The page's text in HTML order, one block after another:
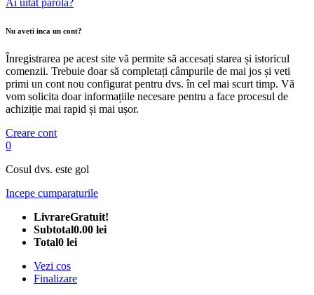
Ai uitat parola?
Nu aveti inca un cont?
Înregistrarea pe acest site vă permite să accesați starea și istoricul
comenzii. Trebuie doar să completați câmpurile de mai jos și veti
primi un cont nou configurat pentru dvs. în cel mai scurt timp. Vă
vom solicita doar informațiile necesare pentru a face procesul de
achiziție mai rapid și mai ușor.
Creare cont
0
Cosul dvs. este gol
Incepe cumparaturile
LivrareGratuit!
Subtotal0.00 lei
Total0 lei
Vezi cos
Finalizare